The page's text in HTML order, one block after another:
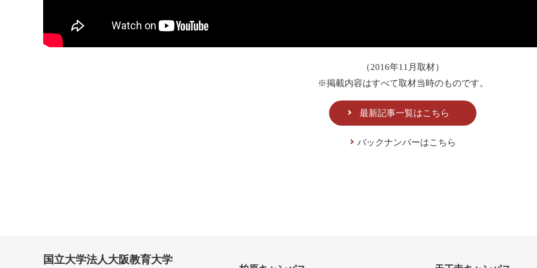
（2016年11月取材）
※掲載内容はすべて取材当時のものです。
最新記事一覧はこちら
バックナンバーはこちら
国立大学法人大阪教育大学